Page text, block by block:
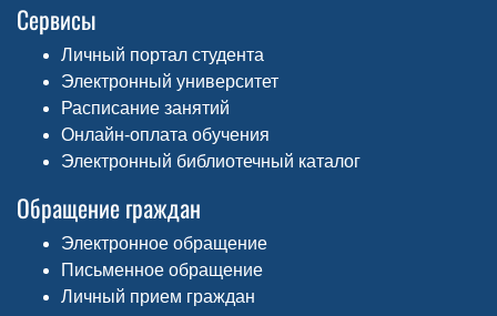
Сервисы
Личный портал студента
Электронный университет
Расписание занятий
Онлайн-оплата обучения
Электронный библиотечный каталог
Обращение граждан
Электронное обращение
Письменное обращение
Личный прием граждан